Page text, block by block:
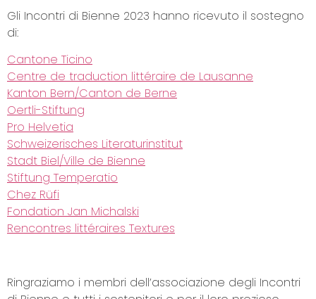
Gli Incontri di Bienne 2023 hanno ricevuto il sostegno
di:
Cantone Ticino
Centre de traduction littéraire de Lausanne
Kanton Bern/Canton de Berne
Oertli-Stiftung
Pro Helvetia
Schweizerisches Literaturinstitut
Stadt Biel/Ville de Bienne
Stiftung Temperatio
Chez Rüfi
Fondation Jan Michalski
Rencontres littéraires Textures
Ringraziamo i membri dell’associazione degli Incontri